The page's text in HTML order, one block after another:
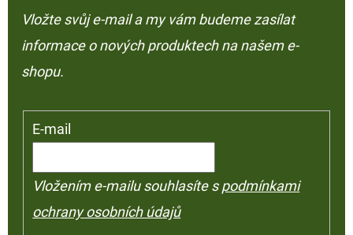
Vložte svůj e-mail a my vám budeme zasílat
informace o nových produktech na našem e-
shopu.
E-mail
Vložením e-mailu souhlasíte spodmínkami
ochrany osobních údajů